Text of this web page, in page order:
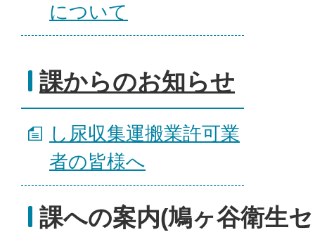
について
課からのお知らせ
し尿収集運搬業許可業
者の皆様へ
課への案内(鳩ヶ谷衛生